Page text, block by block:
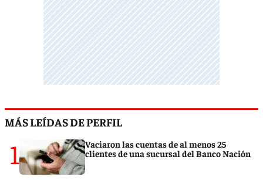
MÁS LEÍDAS DE PERFIL
1
Vaciaron las cuentas de al menos 25
clientes de una sucursal del Banco Nación